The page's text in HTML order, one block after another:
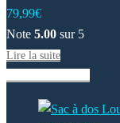
79,99€
Note 5.00 sur 5
Lire la suite